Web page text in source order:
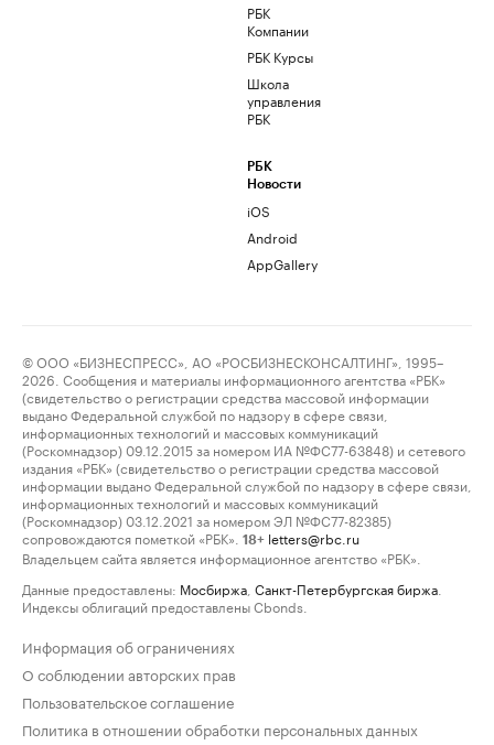
РБК
Компании
РБК Курсы
Школа
управления
РБК
РБК
Новости
iOS
Android
AppGallery
© ООО «БИЗНЕСПРЕСС», АО «РОСБИЗНЕСКОНСАЛТИНГ», 1995–
2026. Сообщения и материалы информационного агентства «РБК»
(свидетельство о регистрации средства массовой информации
выдано Федеральной службой по надзору в сфере связи,
информационных технологий и массовых коммуникаций
(Роскомнадзор) 09.12.2015 за номером ИА №ФС77-63848) и сетевого
издания «РБК» (свидетельство о регистрации средства массовой
информации выдано Федеральной службой по надзору в сфере связи,
информационных технологий и массовых коммуникаций
(Роскомнадзор) 03.12.2021 за номером ЭЛ №ФС77-82385)
сопровождаются пометкой «РБК».
18+ letters@rbc.ru
Владельцем сайта является информационное агентство «РБК».
Данные предоставлены: Мосбиржа Санкт-Петербургская биржа
Индексы облигаций предоставлены Cbonds.
Информация об ограничениях
О соблюдении авторских прав
Пользовательское соглашение
Политика в отношении обработки персональных данных